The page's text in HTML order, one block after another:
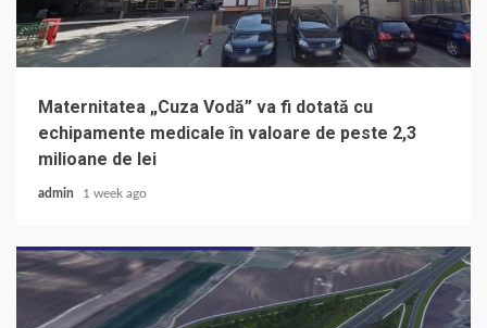
Maternitatea „Cuza Vodă” va fi dotată cu
echipamente medicale în valoare de peste 2,3
milioane de lei
admin 1 week ago